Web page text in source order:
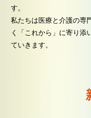
す。
私たちは医療と介護の専
く「これから」に寄り添
ていきます。